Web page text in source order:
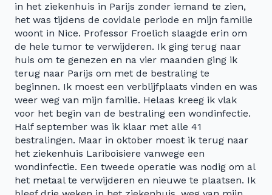
in het ziekenhuis in Parijs zonder iemand te zien,
het was tijdens de covidale periode en mijn familie
woont in Nice. Professor Froelich slaagde erin om
de hele tumor te verwijderen. Ik ging terug naar
huis om te genezen en na vier maanden ging ik
terug naar Parijs om met de bestraling te
beginnen. Ik moest een verblijfplaats vinden en was
weer weg van mijn familie. Helaas kreeg ik vlak
voor het begin van de bestraling een wondinfectie.
Half september was ik klaar met alle 41
bestralingen. Maar in oktober moest ik terug naar
het ziekenhuis Lariboisiere vanwege een
wondinfectie. Een tweede operatie was nodig om al
het metaal te verwijderen en nieuwe te plaatsen. Ik